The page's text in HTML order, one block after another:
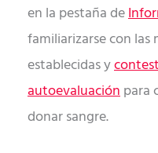
en la pestaña de
familiarizarse con las
establecidas y
autoevaluaciónpara
donar sangre.